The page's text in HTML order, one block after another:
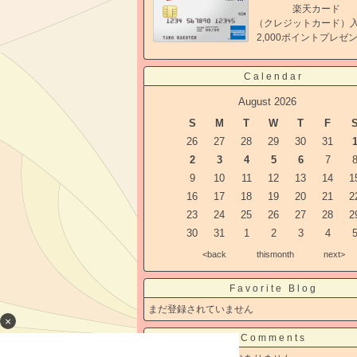
×
楽天カード
（クレジットカード）
2,000ポイントプレゼン
Calendar
August 2026
S
M T W T F
S
26
27 28 29 30 31
1
2
3 4 5 6 7
8
9
10 11 12 13 14
16
17 18 19 20 21
23
24 25 26 27 28
30
31 1 2 3 4 5
<back thismonth next>
Favorite Blog
まだ登録されていません
Comments